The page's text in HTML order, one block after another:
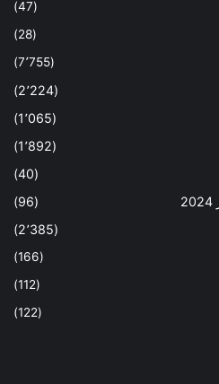
(47)
(28)
(7٬755)
(2٬224)
(1٬065)
(1٬892)
(40)
(96)
(2٬385)
(166)
(112)
(122)